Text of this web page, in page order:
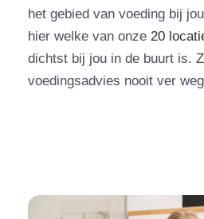
het gebied van voeding bij
hier welke van onze 20
dichtst bij jou in de buurt is.
voedingsadvies nooit ver